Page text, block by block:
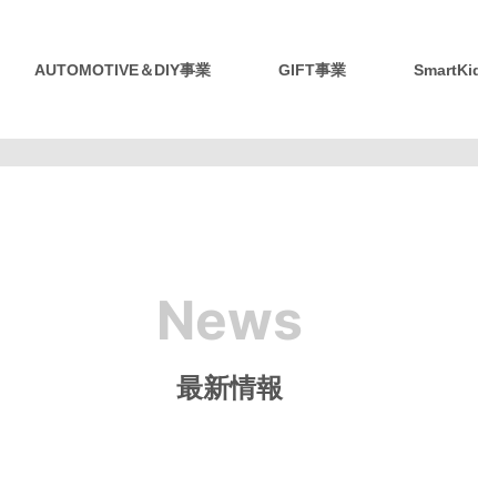
AUTOMOTIVE＆DIY事業 GIFT事業
News
最新情報